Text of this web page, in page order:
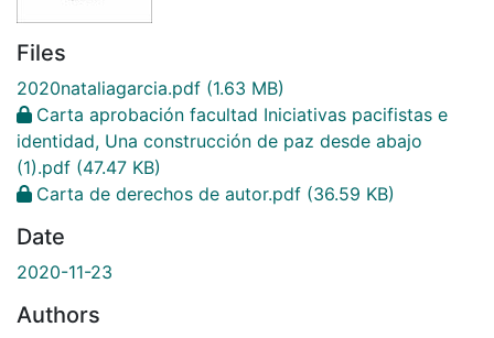
Files
2020nataliagarcia.pdf (1.63 MB)
Carta aprobación facultad Iniciativas pacifistas e
identidad, Una construcción de paz desde abajo
(1).pdf (47.47 KB)
Carta de derechos de autor.pdf (36.59 KB)
Date
2020-11-23
Authors